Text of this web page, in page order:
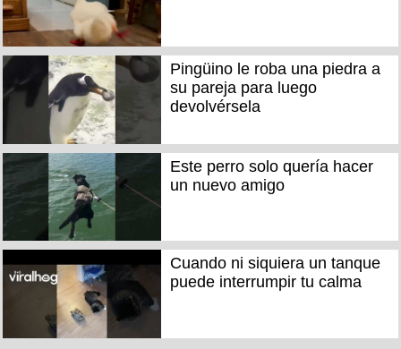
Pingüino le roba una piedra a
su pareja para luego
devolvérsela
Este perro solo quería hacer
un nuevo amigo
Cuando ni siquiera un tanque
puede interrumpir tu calma